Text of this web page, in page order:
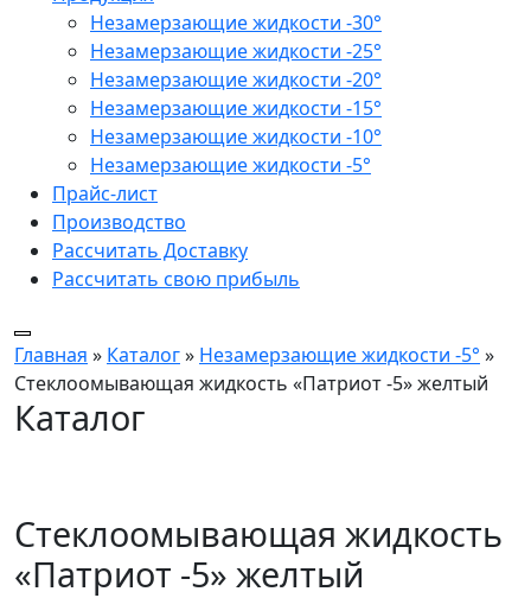
Незамерзающие жидкости -30°
Незамерзающие жидкости -25°
Незамерзающие жидкости -20°
Незамерзающие жидкости -15°
Незамерзающие жидкости -10°
Незамерзающие жидкости -5°
Прайс-лист
Производство
Рассчитать Доставку
Рассчитать свою прибыль
Главная » Каталог» Незамерзающие жидкости -5° »
Стеклоомывающая жидкость «Патриот -5» желтый
Каталог
Стеклоомывающая жидкость
«Патриот -5» желтый